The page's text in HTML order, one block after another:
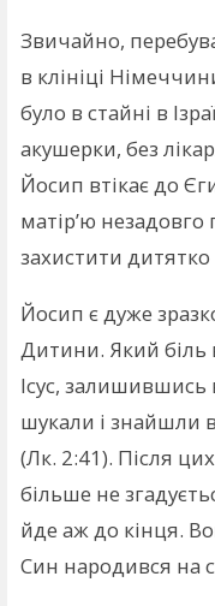
Звичайно,
в клініці
було в стайні в
акушерки, без
Йосип втікає до
матір’ю
захистити дитятко
Йосип є дуже
Дитини. Який біль
Ісус, залишившись
шукали і знайшли
(Лк. 2:41). Після
більше не
йде аж до кінця.
Син народився на